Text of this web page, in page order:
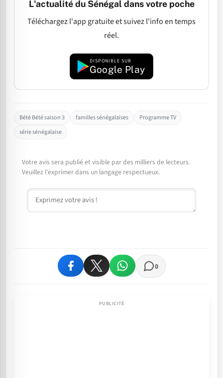
L'actualité du Sénégal dans votre poche
Téléchargez l'app gratuite et suivez l'info en temps
réel.
DISPONIBLE SUR
Google Play
Bété Bété saison 3 familles sénégalaises
Programme TV
série sénégalaise
Votre avis sera publié et visible par des milliers de lecteurs.
Veuillez l'exprimer dans un langage respectueux.
Commentaire
0